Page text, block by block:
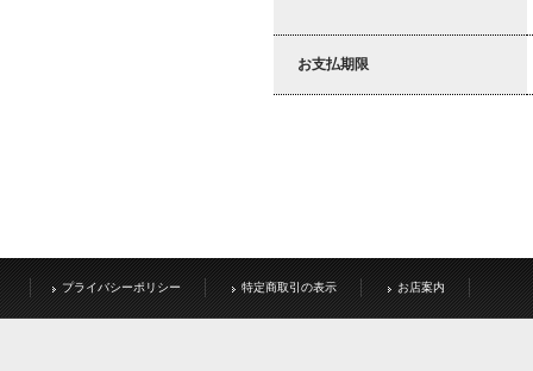
お支払期限
プライバシーポリシー 特定商取引の表示 お店案内